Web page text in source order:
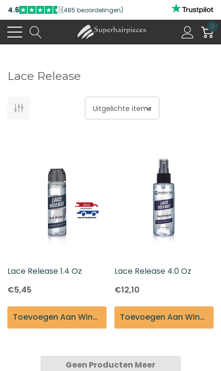
4.6 (485 beoordelingen)
0
Lace Release
Lace Release 1.4 Oz
€5,45
Toevoegen Aan Winkelmandje
Lace Release 4.0 Oz
€12,10
Toevoegen Aan Winkelmandje
Geen Producten Meer